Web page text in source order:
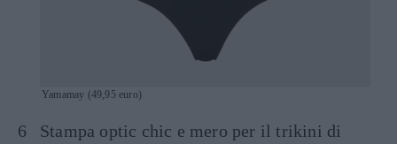
Yamamay (49,95 euro)
Stampa optic chic e mero per il trikini di